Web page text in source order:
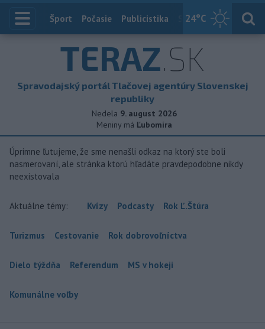
24°C
Index
Šport Počasie Publicistika Slovensko
TERAZ.SK
Spravodajský portál Tlačovej agentúry Slovenskej
republiky
Nedela 9. august 2026
Meniny má Ľubomíra
Úprimne ľutujeme, že sme nenašli odkaz na ktorý ste boli
nasmerovaní, ale stránka ktorú hľadáte pravdepodobne nikdy
neexistovala
Aktuálne témy: Kvízy Podcasty Rok Ľ.Štúra
Turizmus Cestovanie Rok dobrovoľníctva
Dielo týždňa Referendum MS v hokeji
Komunálne voľby